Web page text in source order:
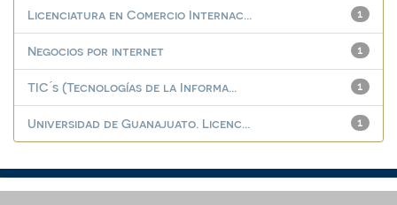
1
Licenciatura en Comercio Internac...
1
Negocios por internet
1
TIC ́s (Tecnologías de la Informa...
1
Universidad de Guanajuato. Licenc...